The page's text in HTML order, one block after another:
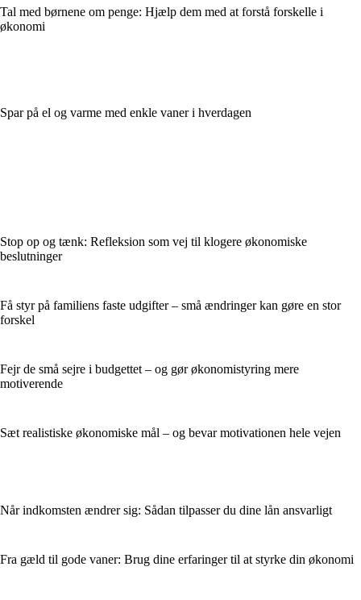
Tal med børnene om penge: Hjælp dem med at forstå forskelle i
økonomi
Spar på el og varme med enkle vaner i hverdagen
Stop op og tænk: Refleksion som vej til klogere økonomiske
beslutninger
Få styr på familiens faste udgifter – små ændringer kan gøre en stor
forskel
Fejr de små sejre i budgettet – og gør økonomistyring mere
motiverende
Sæt realistiske økonomiske mål – og bevar motivationen hele vejen
Når indkomsten ændrer sig: Sådan tilpasser du dine lån ansvarligt
Fra gæld til gode vaner: Brug dine erfaringer til at styrke din økonomi